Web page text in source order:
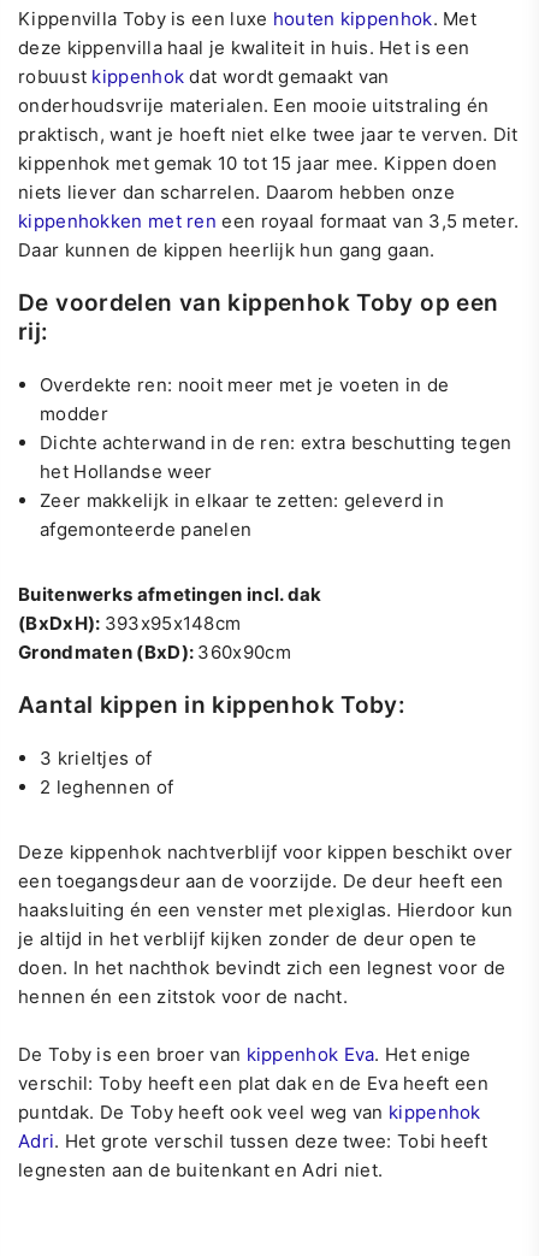
Kippenvilla Toby is een luxe houten kippenhok. Met
deze kippenvilla haal je kwaliteit in huis. Het is een
robuust kippenhok dat wordt gemaakt van
onderhoudsvrije materialen. Een mooie uitstraling én
praktisch, want je hoeft niet elke twee jaar te verven. Dit
kippenhok met gemak 10 tot 15 jaar mee. Kippen doen
niets liever dan scharrelen. Daarom hebben onze
kippenhokken met ren een royaal formaat van 3,5 meter.
Daar kunnen de kippen heerlijk hun gang gaan.
De voordelen van kippenhok Toby op een
rij:
Overdekte ren: nooit meer met je voeten in de
modder
Dichte achterwand in de ren: extra beschutting tegen
het Hollandse weer
Zeer makkelijk in elkaar te zetten: geleverd in
afgemonteerde panelen
Buitenwerks afmetingen incl. dak
(BxDxH): 393x95x148cm
Grondmaten (BxD): 360x90cm
Aantal kippen in kippenhok Toby:
3 krieltjes of
2 leghennen of
Deze kippenhok nachtverblijf voor kippen beschikt over
een toegangsdeur aan de voorzijde. De deur heeft een
haaksluiting én een venster met plexiglas. Hierdoor kun
je altijd in het verblijf kijken zonder de deur open te
doen. In het nachthok bevindt zich een legnest voor de
hennen én een zitstok voor de nacht.
De Toby is een broer van kippenhok Eva. Het enige
verschil: Toby heeft een plat dak en de Eva heeft een
puntdak. De Toby heeft ook veel weg van kippenhok
Adri. Het grote verschil tussen deze twee: Tobi heeft
legnesten aan de buitenkant en Adri niet.